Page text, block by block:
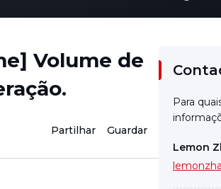
Volume de
Partilhar Guardar
Para
Lemon